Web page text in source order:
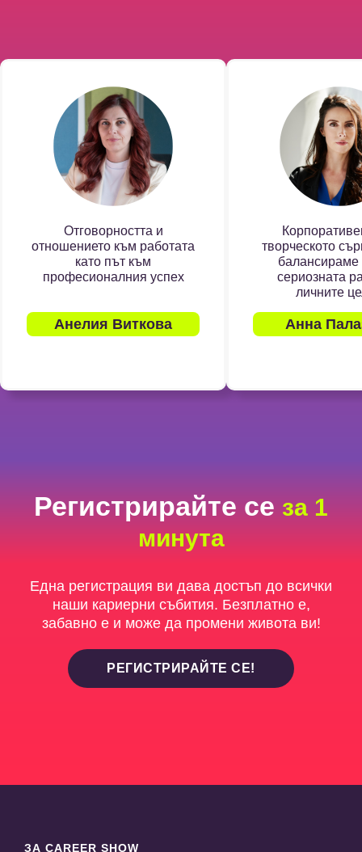
Отговорността и
отношението към работата
като път към
професионалния успех
Анелия Виткова
творческото
сериозната
личните
Анна
Регистрирайте се за 1
минута
Една регистрация ви дава достъп до всички
наши кариерни събития. Безплатно е,
забавно е и може да промени живота ви!
РЕГИСТРИРАЙТЕ СЕ!
ЗА CAREER SHOW